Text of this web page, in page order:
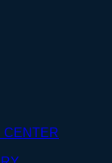
CENTER